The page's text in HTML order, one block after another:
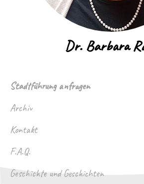
Dr. Barbara
Stadtführung anfragen
Archiv
Kontakt
F.A.Q.
Geschichte und Geschichten